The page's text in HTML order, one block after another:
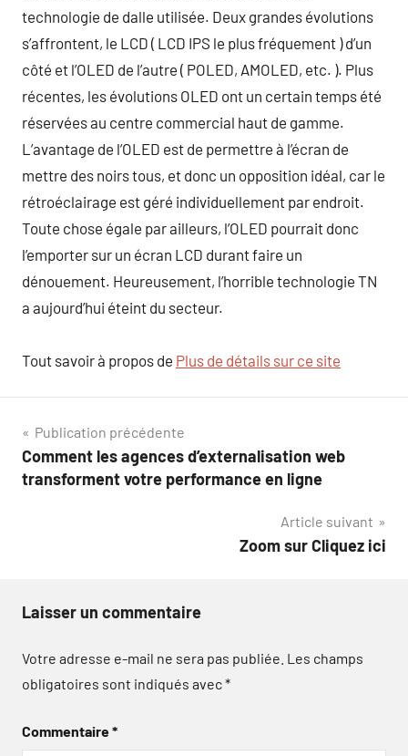
technologie de dalle utilisée. Deux grandes évolutions
s’affrontent, le LCD ( LCD IPS le plus fréquement ) d’un
côté et l’OLED de l’autre ( POLED, AMOLED, etc. ). Plus
récentes, les évolutions OLED ont un certain temps été
réservées au centre commercial haut de gamme.
L’avantage de l’OLED est de permettre à l’écran de
mettre des noirs tous, et donc un opposition idéal, car le
rétroéclairage est géré individuellement par endroit.
Toute chose égale par ailleurs, l’OLED pourrait donc
l’emporter sur un écran LCD durant faire un
dénouement. Heureusement, l’horrible technologie TN
a aujourd’hui éteint du secteur.
Tout savoir à propos de Plus de détails sur ce site
Navigation
de
Publication précédente
Comment les agences d’externalisation web
transforment votre performance en ligne
Article suivant
Zoom sur Cliquez ici
Laisser un commentaire
Votre adresse e-mail ne sera pas publiée. Les champs
obligatoires sont indiqués avec*
Commentaire*